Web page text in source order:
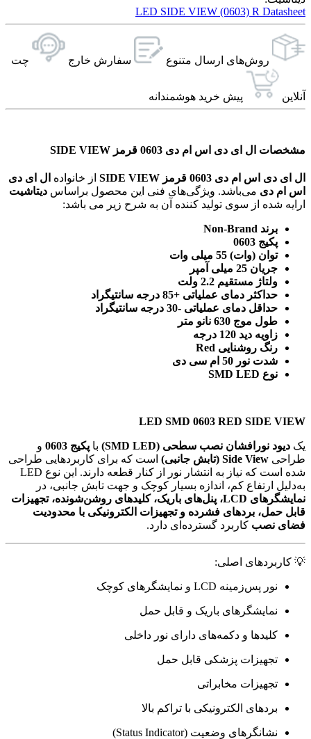
LED SIDE VIEW (0603) R Datasheet
روش‌های ارسال‌ متنوع سفارش خارج چت
آنلاین پیش خرید هوشمندانه
مشخصات ال ای دی اس ام دی 0603 قرمز SIDE VIEW
ال ای دی اس ام دی 0603 قرمز SIDE VIEW از خانواده ال ای دی
اس ام دی
دیتاشیت
ارایه شده از سوی تولید کننده آن به شرح زیر می باشد:
برند Non-Brand
پکیج 0603
توان (وات) 55 میلی وات
جریان 25 میلی آمپر
ولتاژ مستقیم 2.2 ولت
حداکثر دمای عملیاتی +85 درجه سانتیگراد
حداقل دمای عملیاتی -30 درجه سانتیگراد
طول موج 630 نانو متر
زاویه دید 120 درجه
رنگ روشنایی Red
شدت نور 50 ام سی دی
نوع SMD LED
LED SMD 0603 RED SIDE VIEW
یک دیود نورافشان نصب سطحی (SMD LED) با پکیج 0603
و
طراحی Side View (تابش جانبی)
است که برای کاربردهایی طراحی
شده است که نیاز به انتشار نور از کنار قطعه دارند. این نوع LED
به‌دلیل ارتفاع کم، اندازه بسیار کوچک و جهت تابش جانبی، در
نمایشگرهای LCD، پنل‌های باریک، کلیدهای روشن‌شونده، تجهیزات
قابل حمل، بردهای فشرده و تجهیزات الکترونیکی با محدودیت
فضای نصب کاربرد گسترده‌ای دارد.
💡 کاربردهای اصلی:
نور پس‌زمینه LCD و نمایشگرهای کوچک
نمایشگرهای باریک و قابل حمل
کلیدها و دکمه‌های دارای نور داخلی
تجهیزات پزشکی قابل حمل
تجهیزات مخابراتی
بردهای الکترونیکی با تراکم بالا
نشانگرهای وضعیت (Status Indicator)